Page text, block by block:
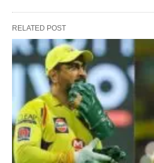
RELATED POST